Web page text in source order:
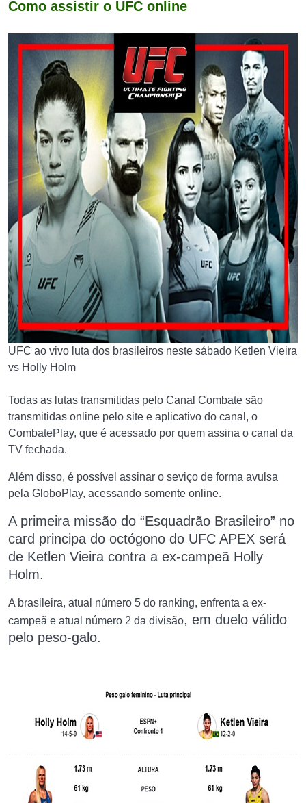
Como assistir o UFC online
UFC ao vivo luta dos brasileiros neste sábado Ketlen Vieira
vs Holly Holm
Todas as lutas transmitidas pelo Canal Combate são
transmitidas online pelo site e aplicativo do canal, o
CombatePlay, que é acessado por quem assina o canal da
TV fechada.
Além disso, é possível assinar o seviço de forma avulsa
pela GloboPlay, acessando somente online.
A primeira missão do “Esquadrão Brasileiro” no
card principa do octógono do UFC APEX será
de Ketlen Vieira contra a ex-campeã Holly
Holm.
A brasileira, atual número 5 do ranking, enfrenta a ex-
campeã e atual número 2 da divisão, em duelo válido
pelo peso-galo.